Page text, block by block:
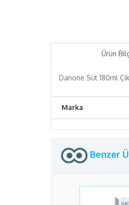
Ürün
Danone Süt 180ml
Marka
Benzer